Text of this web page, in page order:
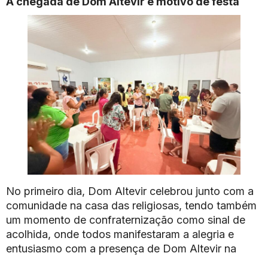
No primeiro dia, Dom Altevir celebrou junto com a
comunidade na casa das religiosas, tendo também
um momento de confraternização como sinal de
acolhida, onde todos manifestaram a alegria e
entusiasmo com a presença de Dom Altevir na